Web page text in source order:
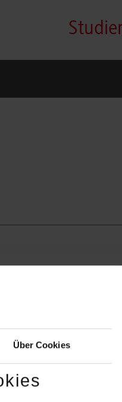
Über Cookies